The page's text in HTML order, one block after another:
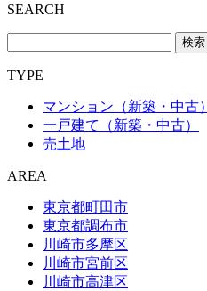
SEARCH
TYPE
マンション（新築・中古）
一戸建て（新築・中古）
売土地
AREA
東京都町田市
東京都調布市
川崎市多摩区
川崎市宮前区
川崎市高津区